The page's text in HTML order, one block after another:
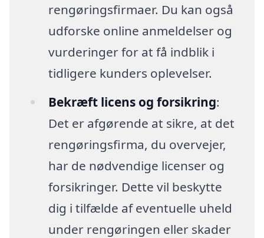
rengøringsfirmaer. Du kan også
udforske online anmeldelser og
vurderinger for at få indblik i
tidligere kunders oplevelser.
Bekræft licens og forsikring:
Det er afgørende at sikre, at det
rengøringsfirma, du overvejer,
har de nødvendige licenser og
forsikringer. Dette vil beskytte
dig i tilfælde af eventuelle uheld
under rengøringen eller skader